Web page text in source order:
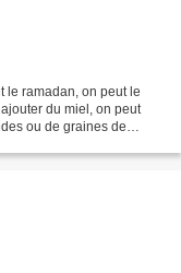
le ramadan, on peut le
du miel, on peut
ou de graines de